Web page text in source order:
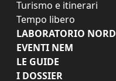
Turismo e itinerari
Tempo libero
LABORATORIO
EVENTI NEM
LE GUIDE
I DOSSIER